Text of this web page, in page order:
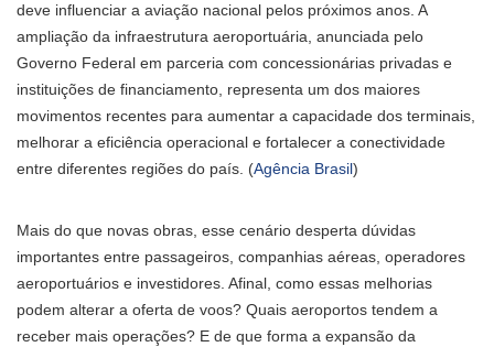
deve influenciar a aviação nacional pelos próximos anos. A
ampliação da infraestrutura aeroportuária, anunciada pelo
Governo Federal em parceria com concessionárias privadas e
instituições de financiamento, representa um dos maiores
movimentos recentes para aumentar a capacidade dos terminais,
melhorar a eficiência operacional e fortalecer a conectividade
entre diferentes regiões do país. (Agência Brasil)
Mais do que novas obras, esse cenário desperta dúvidas
importantes entre passageiros, companhias aéreas, operadores
aeroportuários e investidores. Afinal, como essas melhorias
podem alterar a oferta de voos? Quais aeroportos tendem a
receber mais operações? E de que forma a expansão da